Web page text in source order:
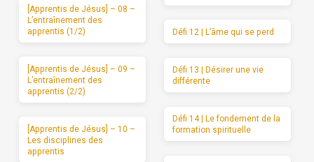
[Apprentis de Jésus] – 08 –
L’entraînement des
apprentis (1/2)
[Apprentis de Jésus] – 09 –
L’entraînement des
apprentis (2/2)
[Apprentis de Jésus] – 10 –
Les disciplines des
apprentis
Défi 12 | L’âme qui se perd
Défi 13 | Désirer une vie
différente
Défi 14 | Le fondement de la
formation spirituelle